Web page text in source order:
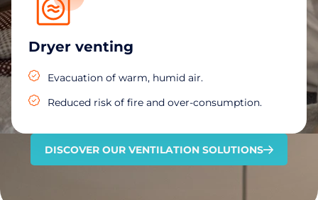
Dryer venting
Evacuation of warm, humid air.
Reduced risk of fire and over-consumption.
DISCOVER OUR VENTILATION SOLUTIONS